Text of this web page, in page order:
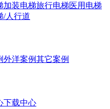
加装电梯旅行电梯医用电梯
/人行道
外洋案例其它案例
下载中心